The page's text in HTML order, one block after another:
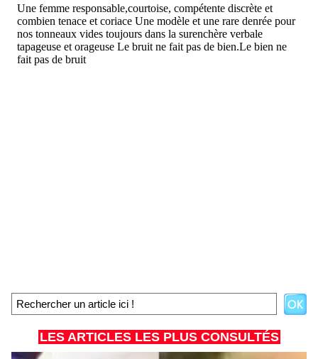
LES ARTICLES LES PLUS CONSULTÉS